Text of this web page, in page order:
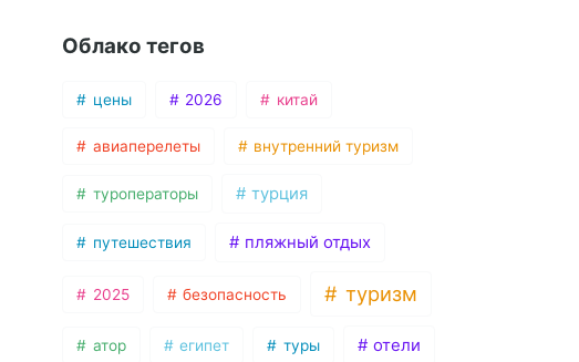
Облако тегов
цены 2026 китай
авиаперелеты внутренний туризм
туроператоры турция
путешествия пляжный отдых
2025 безопасность туризм
атор египет туры отели